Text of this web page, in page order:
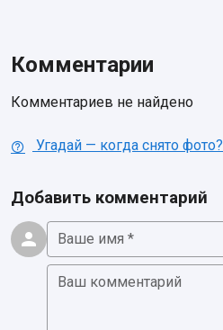
Комментарии
Комментариев не найдено
Угадай — когда снято фото?
Добавить комментарий
Ваше имя *
Ваш комментарий